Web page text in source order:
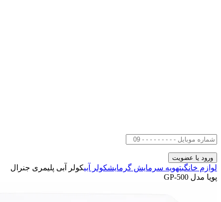
لوازم خانگیتهویه سرمایش گرمایشکولر آبیکولر آبی پلیمری جنرال
پویا مدل GP-500